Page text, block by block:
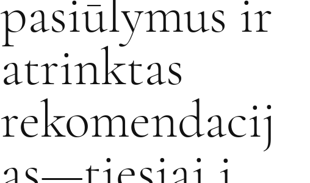
pasiūlymus ir
atrinktas
rekomendacij